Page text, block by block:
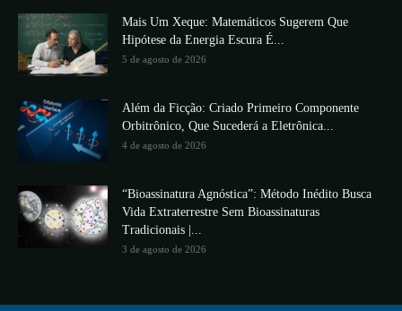
Mais Um Xeque: Matemáticos Sugerem Que
Hipótese da Energia Escura É...
5 de agosto de 2026
Além da Ficção: Criado Primeiro Componente
Orbitrônico, Que Sucederá a Eletrônica...
4 de agosto de 2026
“Bioassinatura Agnóstica”: Método Inédito Busca
Vida Extraterrestre Sem Bioassinaturas
Tradicionais |...
3 de agosto de 2026